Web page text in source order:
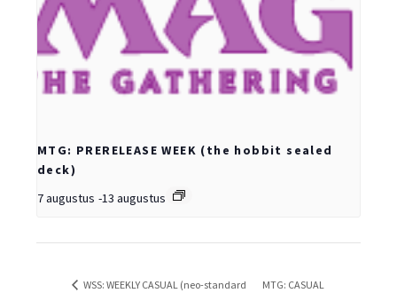
MTG: PRERELEASE WEEK (the hobbit sealed
deck)
7 augustus -13 augustus
WSS: WEEKLY CASUAL (neo-standard
MTG: CASUAL